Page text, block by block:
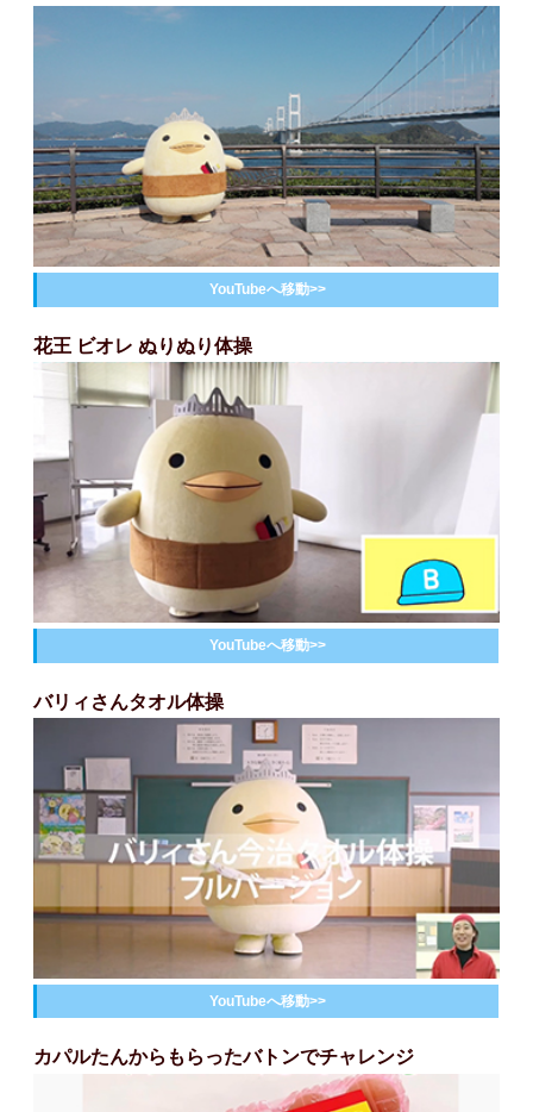
YouTubeへ移動>>
花王 ビオレ ぬりぬり体操
YouTubeへ移動>>
バリィさんタオル体操
YouTubeへ移動>>
カパルたんからもらったバトンでチャレンジ